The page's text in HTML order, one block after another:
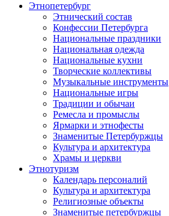
Этнопетербург
Этнический состав
Конфессии Петербурга
Национальные праздники
Национальная одежда
Национальные кухни
Творческие коллективы
Музыкальные инструменты
Национальные игры
Традиции и обычаи
Ремесла и промыслы
Ярмарки и этнофесты
Знаменитые Петербуржцы
Культура и архитектура
Храмы и церкви
Этнотуризм
Календарь персоналий
Культура и архитектура
Религиозные объекты
Знаменитые петербуржцы